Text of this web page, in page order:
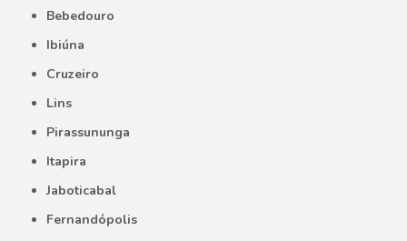
Bebedouro
Ibiúna
Cruzeiro
Lins
Pirassununga
Itapira
Jaboticabal
Fernandópolis